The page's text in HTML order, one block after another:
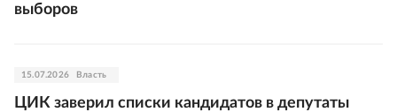
выборов
15.07.2026 Власть
ЦИК заверил списки кандидатов в депутаты